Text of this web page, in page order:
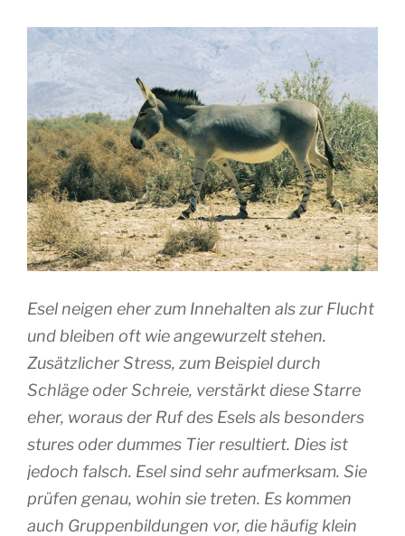
Esel neigen eher zum Innehalten als zur Flucht
und bleiben oft wie angewurzelt stehen.
Zusätzlicher Stress, zum Beispiel durch
Schläge oder Schreie, verstärkt diese Starre
eher, woraus der Ruf des Esels als besonders
stures oder dummes Tier resultiert. Dies ist
jedoch falsch. Esel sind sehr aufmerksam. Sie
prüfen genau, wohin sie treten. Es kommen
auch Gruppenbildungen vor, die häufig klein